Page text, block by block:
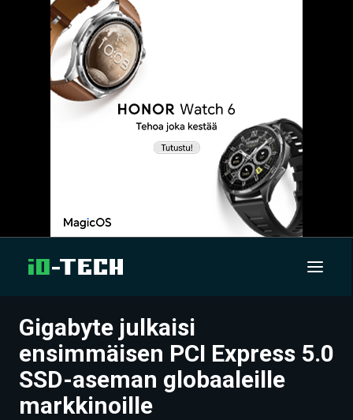
UUTISET
ARTIKKELIT
VIDEOT
Gigabyte julkaisi
ensimmäisen PCI Express 5.0
SSD-aseman globaaleille
markkinoille